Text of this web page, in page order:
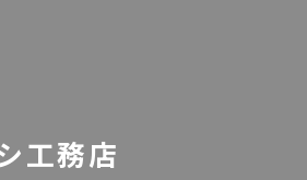
工務店